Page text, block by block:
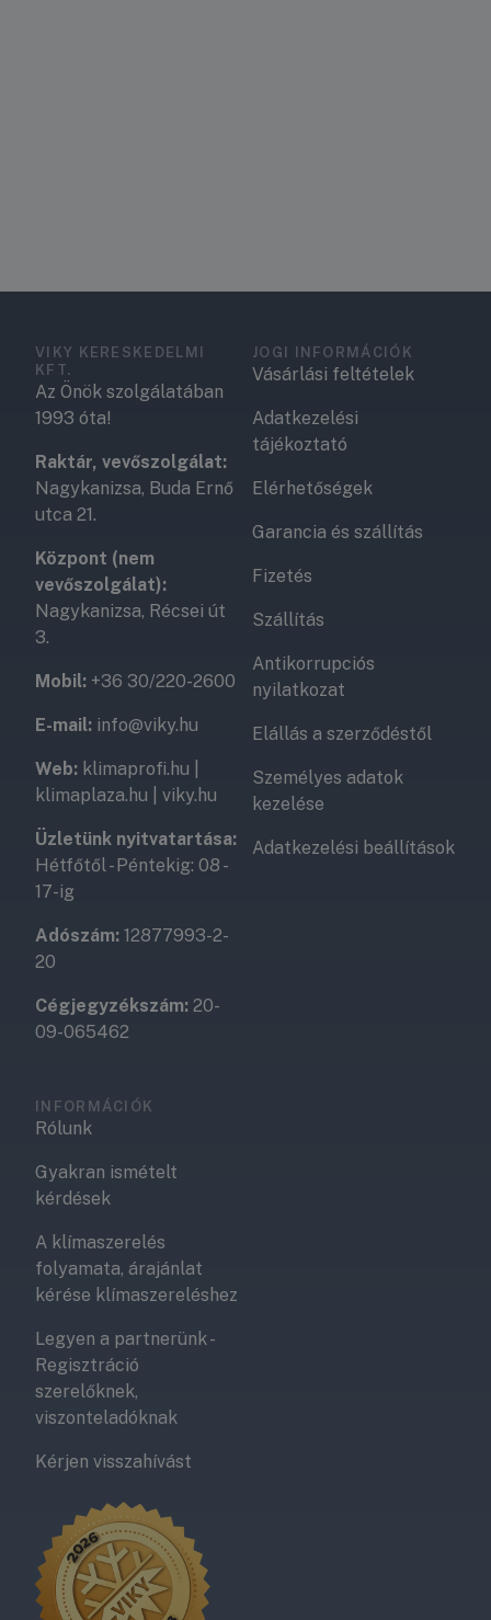
VIKY KERESKEDELMI
KFT.
Az Önök szolgálatában
1993 óta!
Raktár, vevőszolgálat:
Nagykanizsa, Buda Ernő
utca 21.
Központ (nem
vevőszolgálat):
Nagykanizsa, Récsei út
3.
Mobil: +36 30/220-2600
E-mail: info@viky.hu
Web: klimaprofi.hu
klimaplaza.hu
viky.hu
Üzletünk nyitvatartása:
Hétfőtől - Péntekig: 08 -
17-ig
Adószám: 12877993-2-
20
Cégjegyzékszám: 20-
09-065462
JOGI INFORMÁCIÓK
Vásárlási feltételek
Adatkezelési
tájékoztató
Elérhetőségek
Garancia és szállítás
Fizetés
Szállítás
Antikorrupciós
nyilatkozat
Elállás a szerződéstől
Személyes adatok
kezelése
Adatkezelési beállítások
INFORMÁCIÓK
Rólunk
Gyakran ismételt
kérdések
A klímaszerelés
folyamata, árajánlat
kérése klímaszereléshez
Legyen a partnerünk -
Regisztráció
szerelőknek,
viszonteladóknak
Kérjen visszahívást